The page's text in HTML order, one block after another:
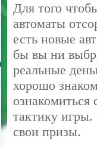
Для того
автоматы
есть новые
бы вы ни
реальные
хорошо
ознакомиться
тактику игры.
свои призы.